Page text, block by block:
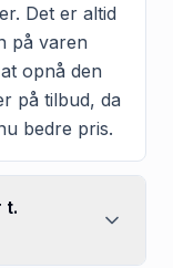
Det er altid
på varen
opnå den
på tilbud, da
bedre pris.
t.